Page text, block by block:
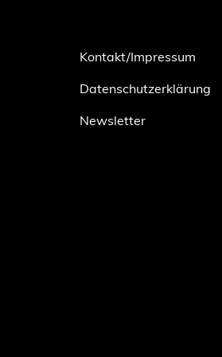
Kontakt/Impressum
Datenschutzerklärung
Newsletter